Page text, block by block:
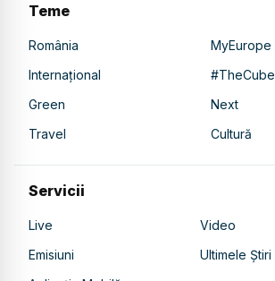
Teme
România
MyEurope
Internațional
#TheCube
Green
Next
Travel
Cultură
Servicii
Live
Video
Emisiuni
Ultimele Știri